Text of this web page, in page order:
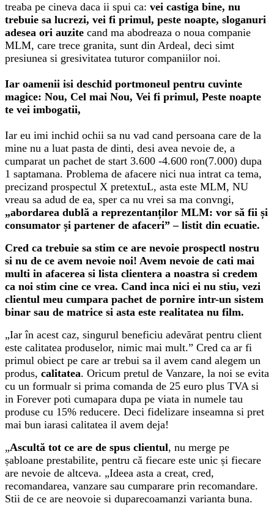
treaba pe cineva daca ii spui ca: vei castiga bine, nu
trebuie sa lucrezi, vei fi primul, peste noapte, sloganuri
adesea ori auzite cand ma abodreaza o noua companie
MLM, care trece granita, sunt din Ardeal, deci simt
presiunea si gresivitatea tuturor companiilor noi.
Iar oamenii isi deschid portmoneul pentru cuvinte
magice: Nou, Cel mai Nou, Vei fi primul, Peste noapte
te vei imbogatii,
Iar eu imi inchid ochii sa nu vad cand persoana care de la
mine nu a luat pasta de dinti, desi avea nevoie de, a
cumparat un pachet de start 3.600 -4.600 ron(7.000) dupa
1 saptamana. Problema de afacere nici nua intrat ca tema,
precizand prospectul X pretextuL, asta este MLM, NU
vreau sa adud de ea, sper ca nu vrei sa ma convngi,
„abordarea dublă a reprezentanților MLM: vor să fii și
consumator și partener de afaceri” – listit din ecuatie.
Cred ca trebuie sa stim ce are nevoie prospectl nostru
si nu de ce avem nevoie noi! Avem nevoie de cati mai
multi in afacerea si lista clientera a noastra si credem
ca noi stim cine ce vrea. Cand inca nici ei nu stiu, vezi
clientul meu cumpara pachet de pornire intr-un sistem
binar sau de matrice si asta este realitatea nu film.
„Iar în acest caz, singurul beneficiu adevărat pentru client
este calitatea produselor, nimic mai mult.” Cred ca ar fi
primul obiect pe care ar trebui sa il avem cand alegem un
produs, calitatea. Oricum pretul de Vanzare, la noi se evita
cu un formualr si prima comanda de 25 euro plus TVA si
in Forever poti cumapara dupa pe viata in numele tau
produse cu 15% reducere. Deci fidelizare inseamna si pret
mai bun iarasi calitatea il avem deja!
„Ascultă tot ce are de spus clientul, nu merge pe
șabloane prestabilite, pentru că fiecare este unic și fiecare
are nevoie de altceva. „Ideea asta a creat, cred,
recomandarea, vanzare sau cumparare prin recomandare.
Stii de ce are neovoie si duparecoamanzi varianta buna.